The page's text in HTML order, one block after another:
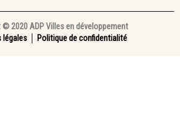
© 2020 ADP Villes en développement
légales
Politique de confidentialité